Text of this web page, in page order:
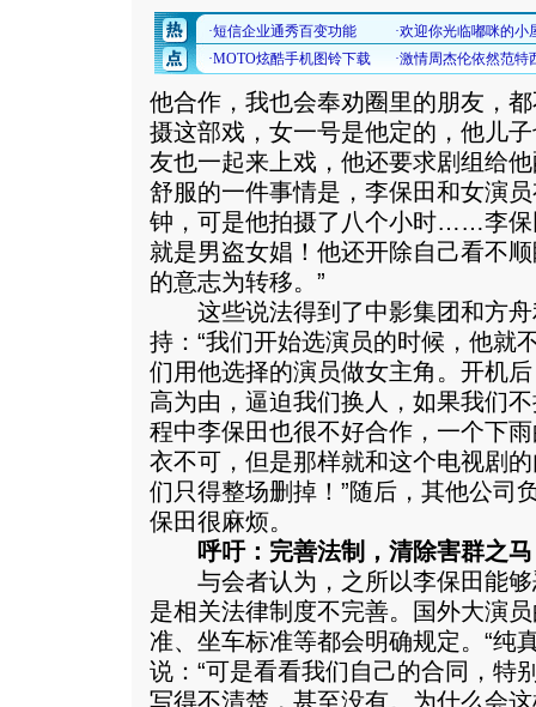
他合作，我也会奉劝圈里的朋友，
摄这部戏，女一号是他定的，他儿
友也一起来上戏，他还要求剧组给
舒服的一件事情是，李保田和女演
钟，可是他拍摄了八个小时……李保
就是男盗女娼！他还开除自己看不
的意志为转移。”
这些说法得到了中影集团和方舟
持：“我们开始选演员的时候，他就
们用他选择的演员做女主角。开机
高为由，逼迫我们换人，如果我们
程中李保田也很不好合作，一个下
衣不可，但是那样就和这个电视剧
们只得整场删掉！”随后，其他公司
保田很麻烦。
呼吁：完善法制，清除害群之马
与会者认为，之所以李保田能够
是相关法律制度不完善。国外大演
准、坐车标准等都会明确规定。“纯
说：“可是看看我们自己的合同，特
写得不清楚，甚至没有。为什么会